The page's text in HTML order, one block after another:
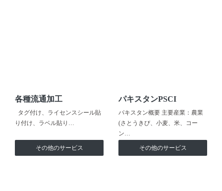
各種流通加工
タグ付け、ライセンスシール貼
り付け、ラベル貼り…
その他のサービス
パキスタンPSCI
パキスタン概要 主要産業：農業
(さとうきび、小麦、米、コー
ン…
その他のサービス